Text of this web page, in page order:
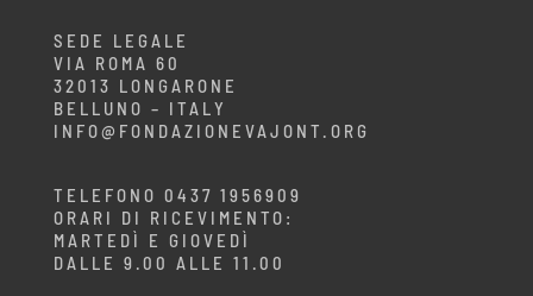
SEDE LEGALE
VIA ROMA 60
32013 LONGARONE
BELLUNO – ITALY
INFO@FONDAZIONEVAJONT.ORG
TELEFONO 0437 1956909
ORARI DI RICEVIMENTO:
MARTEDÌ E GIOVEDÌ
DALLE 9.00 ALLE 11.00